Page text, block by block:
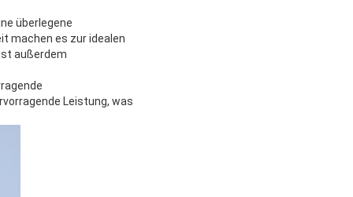
überlegene
machen es zur idealen
außerdem
Leistung, was